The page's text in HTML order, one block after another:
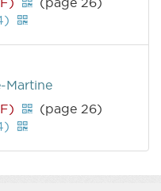
Martine
(page 26)